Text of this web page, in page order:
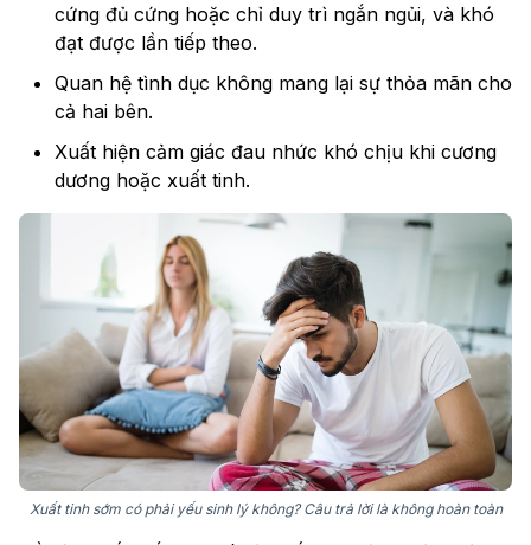
cứng đủ cứng hoặc chỉ duy trì ngắn ngủi, và khó
đạt được lần tiếp theo.
Quan hệ tình dục không mang lại sự thỏa mãn cho
cả hai bên.
Xuất hiện cảm giác đau nhức khó chịu khi cương
dương hoặc xuất tinh.
Xuất tinh sớm có phải yếu sinh lý không? Câu trả lời là không hoàn toàn